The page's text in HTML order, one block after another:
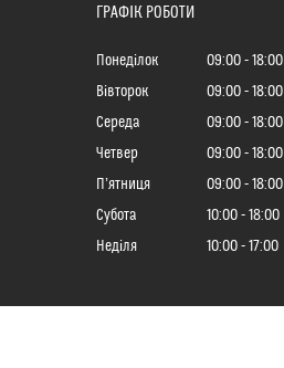
ГРАФІК РОБОТИ
Понеділок 09:00
18:00
Вівторок
09:00
18:00
Середа
09:00
18:00
Четвер
09:00
18:00
Пʼятниця
09:00
18:00
Субота
10:00
18:00
Неділя
10:00 17:00